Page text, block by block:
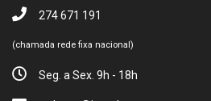
274 671 191
(chamada rede fixa nacional)
Seg. a Sex. 9h - 18h